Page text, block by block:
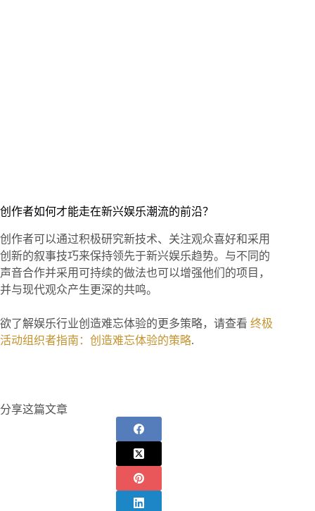
创作者如何才能走在新兴娱乐潮流的前沿？
创作者可以通过积极研究新技术、关注观众喜好和采用
创新的叙事技巧来保持领先于新兴娱乐趋势。与不同的
声音合作并采用可持续的做法也可以增强他们的项目，
并与现代观众产生更深的共鸣。
欲了解娱乐行业创造难忘体验的更多策略，请查看 终极
活动组织者指南：创造难忘体验的策略.
分享这篇文章